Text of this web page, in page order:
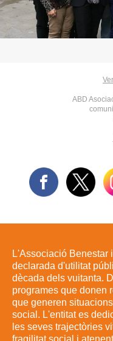
ABD
L'Associació Benestar
declarada d'utilitat
dècada dels vuitanta.
programes que donen
que generen
social. L'entitat es
les seves trajectòries
fragilitat social i